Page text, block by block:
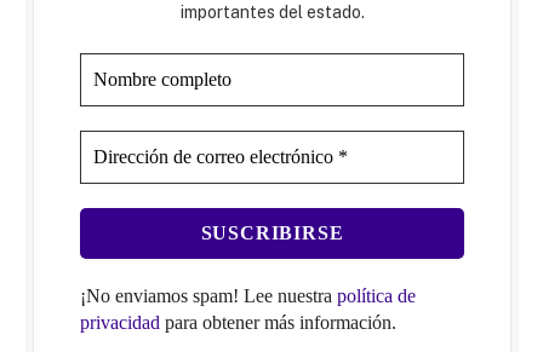
importantes del estado.
¡No enviamos spam! Lee nuestra política de
privacidad para obtener más información.